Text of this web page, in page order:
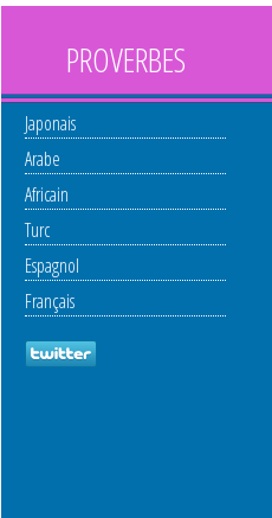
PROVERBES
Japonais
Arabe
Africain
Turc
Espagnol
Français